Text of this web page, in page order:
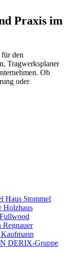
Praxis im
den
Tragwerksplaner
Ob
oder
Haus Stommel
Holzhaus
Fullwood
Regnauer
Kaufmann
DERIX-Gruppe